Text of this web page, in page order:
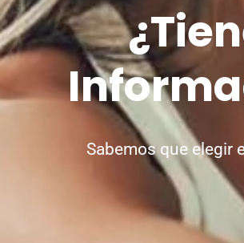
Sabemos que elegir